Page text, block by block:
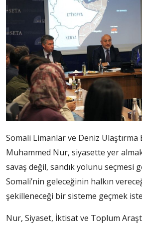
Somali Limanlar ve Deniz Ulaştırma
Muhammed Nur, siyasette yer
savaş değil, sandık yolunu seçmesi
Somali’nin geleceğinin halkın
şekilleneceği bir sisteme geçmek
Nur, Siyaset, İktisat ve Toplum